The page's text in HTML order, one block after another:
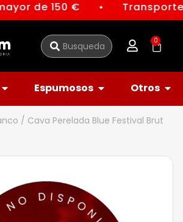
de 150 € ●
0
Espumosos Otros
/ Cava Perelada Blue Festival Brut